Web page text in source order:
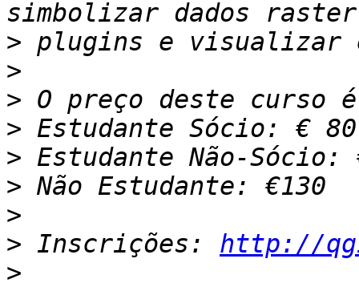
>
>
>
>
>
>
>
> Inscrições: http://
>